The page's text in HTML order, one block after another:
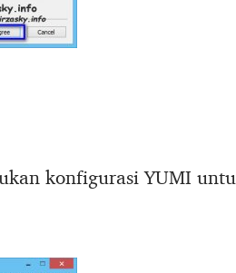
konfigurasi YUMI